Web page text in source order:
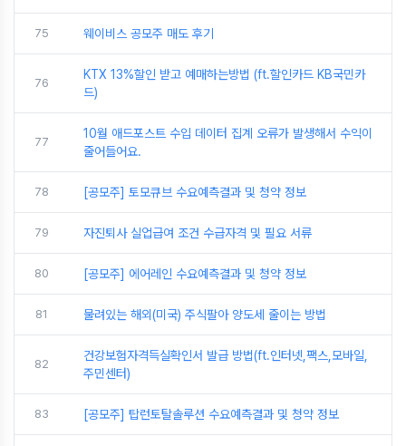
75 웨이비스 공모주 매도 후기
76
KTX 13%할인 받고 예매하는방법 (ft.할인카드 KB국민카
드)
77
10월 애드포스트 수입 데이터 집계 오류가 발생해서 수익이
줄어들어요.
78 [공모주] 토모큐브 수요예측결과 및 청약 정보
79 자진퇴사 실업급여 조건 수급자격 및 필요 서류
80 [공모주] 에어레인 수요예측결과 및 청약 정보
81 물려있는 해외(미국) 주식팔아 양도세 줄이는 방법
82
건강보험자격득실확인서 발급 방법(ft.인터넷,팩스,모바일,
주민센터)
83 [공모주] 탑런토탈솔루션 수요예측결과 및 청약 정보